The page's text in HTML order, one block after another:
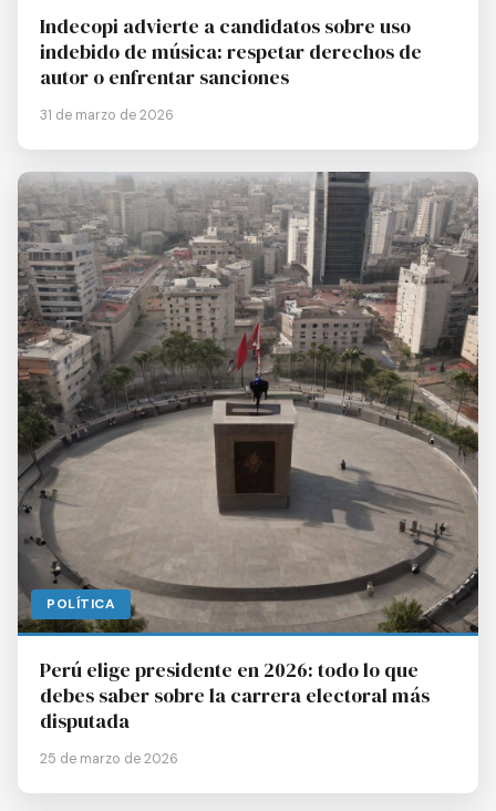
Indecopi advierte a candidatos sobre uso
indebido de música: respetar derechos de
autor o enfrentar sanciones
31 de marzo de 2026
POLÍTICA
Perú elige presidente en 2026: todo lo que
debes saber sobre la carrera electoral más
disputada
25 de marzo de 2026